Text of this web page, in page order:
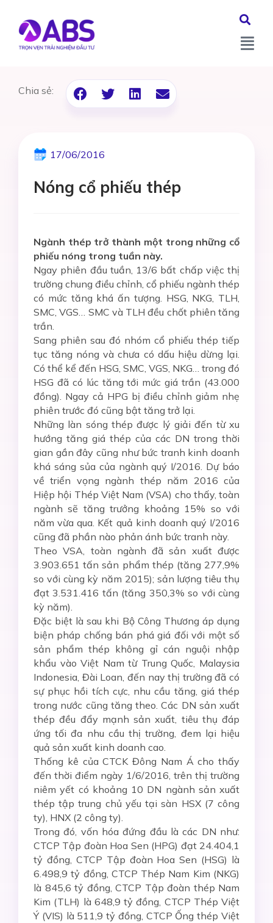
Chia sẻ:
17/06/2016
Nóng cổ phiếu thép
Ngành thép trở thành một trong những cổ
phiếu nóng trong tuần này.
Ngay phiên đầu tuần, 13/6 bất chấp việc thị
trường chung điều chỉnh, cổ phiếu ngành thép
có mức tăng khá ấn tượng. HSG, NKG, TLH,
SMC, VGS… SMC và TLH đều chốt phiên tăng
trần.
Sang phiên sau đó nhóm cổ phiếu thép tiếp
tục tăng nóng và chưa có dấu hiệu dừng lại.
Có thể kể đến HSG, SMC, VGS, NKG… trong đó
HSG đã có lúc tăng tới mức giá trần (43.000
đồng). Ngay cả HPG bị điều chỉnh giảm nhẹ
phiên trước đó cũng bật tăng trở lại.
Những làn sóng thép được lý giải đến từ xu
hướng tăng giá thép của các DN trong thời
gian gần đây cũng như bức tranh kinh doanh
khá sáng sủa của ngành quý I/2016. Dự báo
về triển vọng ngành thép năm 2016 của
Hiệp hội Thép Việt Nam (VSA) cho thấy, toàn
ngành sẽ tăng trưởng khoảng 15% so với
năm vừa qua. Kết quả kinh doanh quý I/2016
cũng đã phần nào phản ánh bức tranh này.
Theo VSA, toàn ngành đã sản xuất được
3.903.651 tấn sản phẩm thép (tăng 277,9%
so với cùng kỳ năm 2015); sản lượng tiêu thụ
đạt 3.531.416 tấn (tăng 350,3% so với cùng
kỳ năm).
Đặc biệt là sau khi Bộ Công Thương áp dụng
biện pháp chống bán phá giá đối với một số
sản phẩm thép không gỉ cán nguội nhập
khẩu vào Việt Nam từ Trung Quốc, Malaysia
Indonesia, Đài Loan, đến nay thị trường đã có
sự phục hồi tích cực, nhu cầu tăng, giá thép
trong nước cũng tăng theo. Các DN sản xuất
thép đều đẩy mạnh sản xuất, tiêu thụ đáp
ứng tối đa nhu cầu thị trường, đem lại hiệu
quả sản xuất kinh doanh cao.
Thống kê của CTCK Đông Nam Á cho thấy
đến thời điểm ngày 1/6/2016, trên thị trường
niêm yết có khoảng 10 DN ngành sản xuất
thép tập trung chủ yếu tại sàn HSX (7 công
ty), HNX (2 công ty).
Trong đó, vốn hóa đứng đầu là các DN như:
CTCP Tập đoàn Hoa Sen (HPG) đạt 24.404,1
tỷ đồng, CTCP Tập đoàn Hoa Sen (HSG) là
6.498,9 tỷ đồng, CTCP Thép Nam Kim (NKG)
là 845,6 tỷ đồng, CTCP Tập đoàn thép Nam
Kim (TLH) là 648,9 tỷ đồng, CTCP Thép Việt
Ý (VIS) là 511,9 tỷ đồng, CTCP Ống thép Việt